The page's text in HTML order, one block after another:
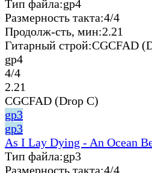
Тип файла:gp4
Размерность такта:4/4
Продолж-сть, мин:2.21
Гитарный строй:CGCFAD
gp4
4/4
2.21
CGCFAD (Drop C)
gp3
gp3
As I Lay Dying - An Ocean
Тип файла:gp3
Размерность такта:4/4